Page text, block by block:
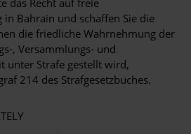
das Recht auf freie
Bahrain und schaffen Sie die
die friedliche Wahrnehmung der
, Versammlungs- und
unter Strafe gestellt wird,
214 des Strafgesetzbuches.